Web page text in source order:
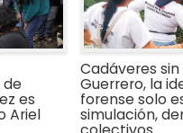
es
Ariel
Cadáveres
Guerrero, la
forense solo
simulación,